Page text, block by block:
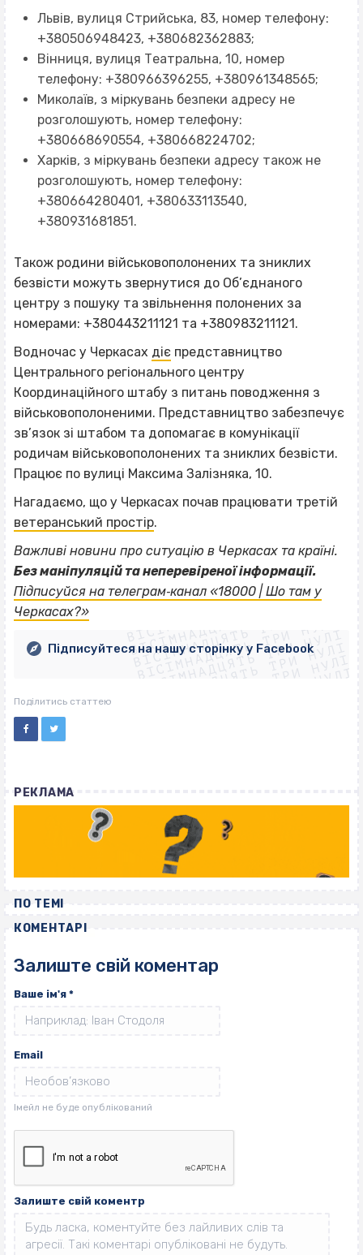
Львів, вулиця Стрийська, 83, номер телефону:
+380506948423, +380682362883;
Вінниця, вулиця Театральна, 10, номер
телефону: +380966396255, +380961348565;
Миколаїв, з міркувань безпеки адресу не
розголошують, номер телефону:
+380668690554, +380668224702;
Харків, з міркувань безпеки адресу також не
розголошують, номер телефону:
+380664280401, +380633113540,
+380931681851.
Також родини військовополонених та зниклих
безвісти можуть звернутися до Об’єднаного
центру з пошуку та звільнення полонених за
номерами: +380443211121 та +380983211121.
Водночас у Черкасах діє представництво
Центрального регіонального центру
Координаційного штабу з питань поводження з
військовополоненими. Представництво забезпечує
зв’язок зі штабом та допомагає в комунікації
родичам військовополонених та зниклих безвісти.
Працює по вулиці Максима Залізняка, 10.
Нагадаємо, що у Черкасах почав працювати третій
ветеранський простір.
Важливі новини про ситуацію в Черкасах та країні.
Без маніпуляцій та неперевіреної інформації.
Підписуйся на телеграм‐канал «18000 | Шо там у
Черкасах?»
ВІСІМНАДЦЯТЬ ТРИ НУЛІ
ВІСІМНАДЦЯТЬ ТРИ НУЛІ
ВІСІМНАДЦЯТЬ ТРИ НУЛІ
ВІСІМНАДЦЯТЬ ТРИ НУЛІ
ВІСІМНАДЦЯТЬ ТРИ НУЛІ
ВІСІМНАДЦЯТЬ ТРИ НУЛІ
ВІСІМНАДЦЯТЬ ТРИ НУЛІ
ВІСІМНАДЦЯТЬ ТРИ НУЛІ
Підписуйтеся на нашу сторінку у Facebook
Поділитись статтею
РЕКЛАМА
ПО ТЕМІ
КОМЕНТАРІ
Залиште свій коментар
Ваше ім'я *
Email
Залиште свій коментр